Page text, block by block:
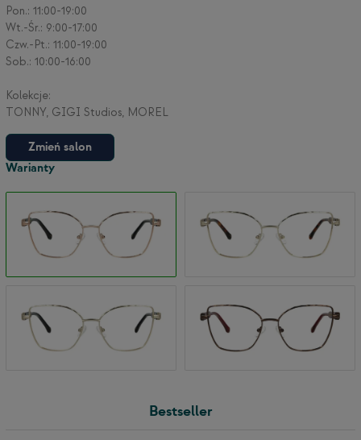
Zmień salon
Pon.: 11:00-19:00
Wt.-Śr.: 9:00-17:00
Czw.-Pt.: 11:00-19:00
Sob.: 10:00-16:00
Kolekcje:
TONNY, GIGI Studios, MOREL
Warianty
Bestseller